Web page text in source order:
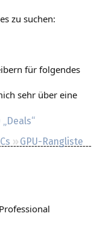
„Deals“
GPU-Rangliste
zu suchen:
für folgendes
sehr über eine